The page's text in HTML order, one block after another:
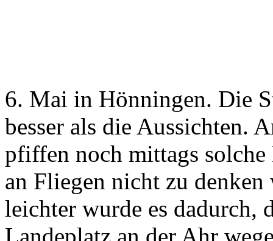
6. Mai in Hönningen. Die
besser als die Aussichten.
pfiffen noch mittags solche
an Fliegen nicht zu
leichter wurde es dadurch,
Landeplatz an der Ahr